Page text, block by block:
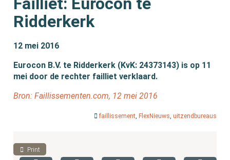
Ridderkerk
12 mei 2016
Eurocon B.V. te Ridderkerk (KvK: 24373143) is op 11
mei door de rechter failliet verklaard.
Bron: Faillissementen.com, 12 mei 2016
faillissement, FlexNieuws, uitzendbureaus
Print